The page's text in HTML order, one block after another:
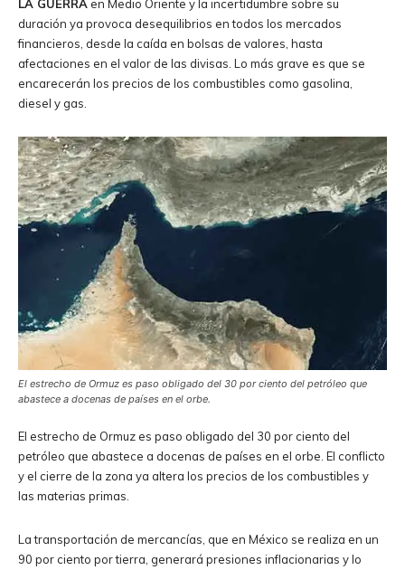
LA GUERRA en Medio Oriente y la incertidumbre sobre su
duración ya provoca desequilibrios en todos los mercados
financieros, desde la caída en bolsas de valores, hasta
afectaciones en el valor de las divisas. Lo más grave es que se
encarecerán los precios de los combustibles como gasolina,
diesel y gas.
El estrecho de Ormuz es paso obligado del 30 por ciento del petróleo que
abastece a docenas de países en el orbe.
El estrecho de Ormuz es paso obligado del 30 por ciento del
petróleo que abastece a docenas de países en el orbe. El conflicto
y el cierre de la zona ya altera los precios de los combustibles y
las materias primas.
La transportación de mercancías, que en México se realiza en un
90 por ciento por tierra, generará presiones inflacionarias y lo